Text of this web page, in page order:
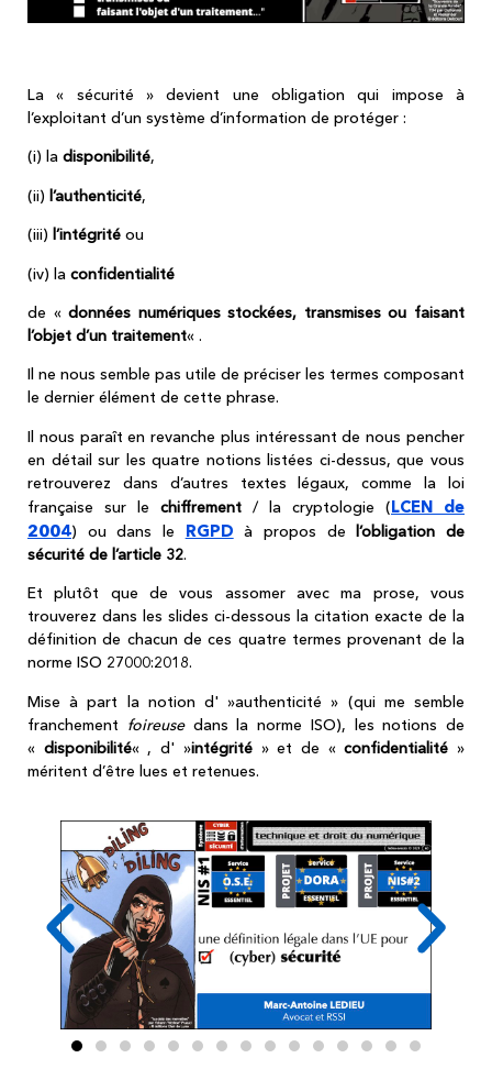
La « sécurité » devient une obligation qui impose à
l’exploitant d’un système d’information de protéger :
(i) la disponibilité,
(ii) l’authenticité,
(iii) l’intégrité ou
(iv) la confidentialité
de «données numériques stockées, transmises ou faisant
l’objet d’un traitement« .
Il ne nous semble pas utile de préciser les termes composant
le dernier élément de cette phrase.
Il nous paraît en revanche plus intéressant de nous pencher
en détail sur les quatre notions listées ci-dessus, que vous
retrouverez dans d’autres textes légaux, comme la loi
française sur le chiffrement / la cryptologie (LCEN de
2004) ou dans le RGPD à propos del’obligation de
sécurité de l’article 32.
Et plutôt que de vous assomer avec ma prose, vous
trouverez dans les slides ci-dessous la citation exacte de la
définition de chacun de ces quatre termes provenant de la
norme ISO 27000:2018.
Mise à part la notion d' »authenticité » (qui me semble
franchement foireusedans la norme ISO), les notions de
« disponibilité« , d' »intégrité» et de «confidentialité »
méritent d’être lues et retenues.